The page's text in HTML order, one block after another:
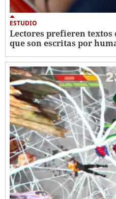
ESTUDIO
Lectores prefieren textos
que son escritas por